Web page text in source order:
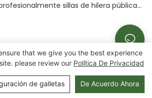
sillas de hilera pública
número: FW57, diseñado para
y paisajes naturales. Las patas de la
de φTubos redondos de 48 mm, con una
y una fuerte capacidad de carga; El
estar hecho de madera de
con un grosor de 30-40 mm,
autor © 2025 Chongqing Arlau Civic
Co., Ltd. | Mapa del sitio
that we give you the best experience
please review our Política De Privacidad
de galletas De Acuerdo Ahora